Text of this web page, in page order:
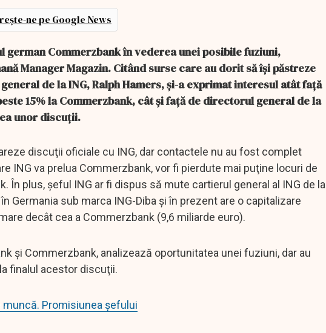
ne pe Google News
german Commerzbank în vederea unei posibile fuziuni,
Manager Magazin. Citând surse care au dorit să îşi păstreze
de la ING, Ralph Hamers, şi-a exprimat interesul atât faţă
15% la Commerzbank, cât şi faţă de directorul general de la
unor discuţii.
discuţii oficiale cu ING, dar contactele nu au fost complet
ING va prelua Commerzbank, vor fi pierdute mai puţine locuri de
În plus, şeful ING ar fi dispus să mute cartierul general al ING de la
Germania sub marca ING-Diba şi în prezent are o capitalizare
decât cea a Commerzbank (9,6 miliarde euro).
şi Commerzbank, analizează oportunitatea unei fuziuni, dar au
finalul acestor discuţii.
Promisiunea șefului